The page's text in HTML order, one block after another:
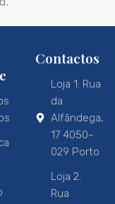
Contactos
Loja 1: Rua
da
Alfândega,
17 4050-
029 Porto
Loja 2:
Rua